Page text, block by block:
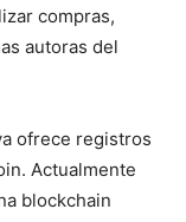
compras,
autoras del
ofrece registros
Actualmente
blockchain